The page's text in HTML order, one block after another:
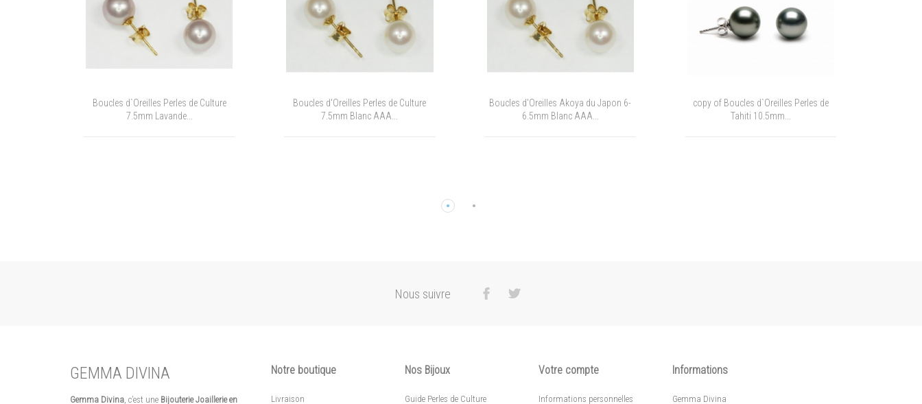
Boucles d'Oreilles Perles de Culture
7.5mm Blanc AAA...
Boucles d'Oreilles Akoya du Japon 6-
6.5mm Blanc AAA...
copy of Boucles d`Oreilles Perles de
Tahiti 10.5mm...
Boucles d`Oreilles Perles de Culture
7.5mm Rose AAA...
Nous suivre
GEMMA DIVINA
Gemma Divina, c’est une Bijouterie Joaillerie en
Notre boutique
Livraison
Nos Bijoux
Guide Perles de Culture
Votre compte
Informations personnelles
Informations
Gemma Divina